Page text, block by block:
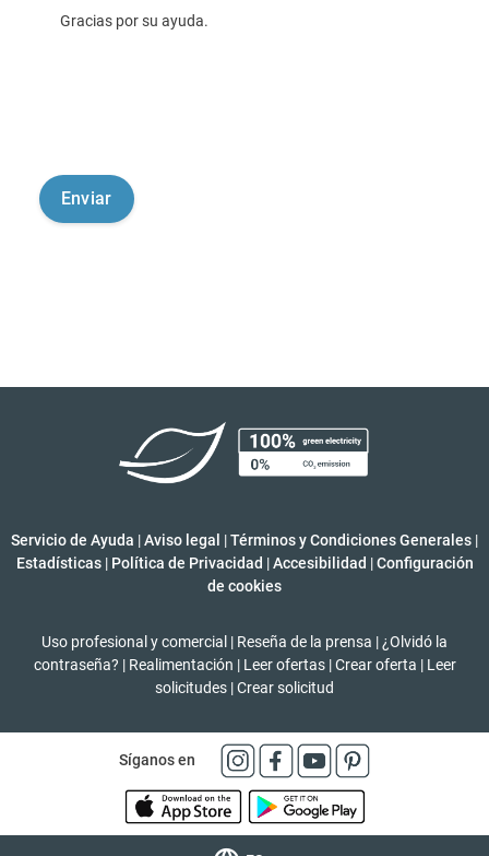
Gracias por su ayuda.
Servicio de Ayuda |Aviso legal |Términos y Condiciones Generales |
Estadísticas | Política de Privacidad | Accesibilidad | Configuración
de cookies
Uso profesional y comercial | Reseña de la prensa | ¿Olvidó la
contraseña? | Realimentación | Leer ofertas | Crear oferta | Leer
solicitudes |Crear solicitud
Síganos en